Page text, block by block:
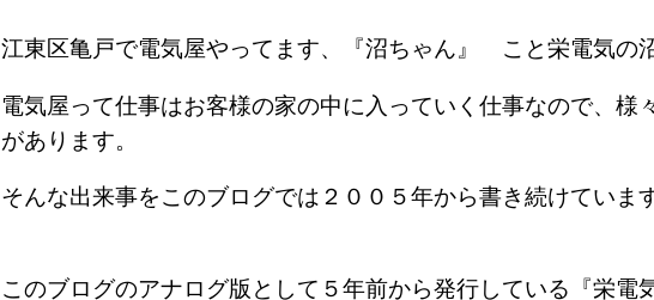
江東区亀戸で電気屋やってます、『沼ちゃん』 こと栄電気の
電気屋って仕事はお客様の家の中に入っていく仕事なので、様
があります。
そんな出来事をこのブログでは２００５年から書き続けています
このブログのアナログ版として５年前から発行している『栄電